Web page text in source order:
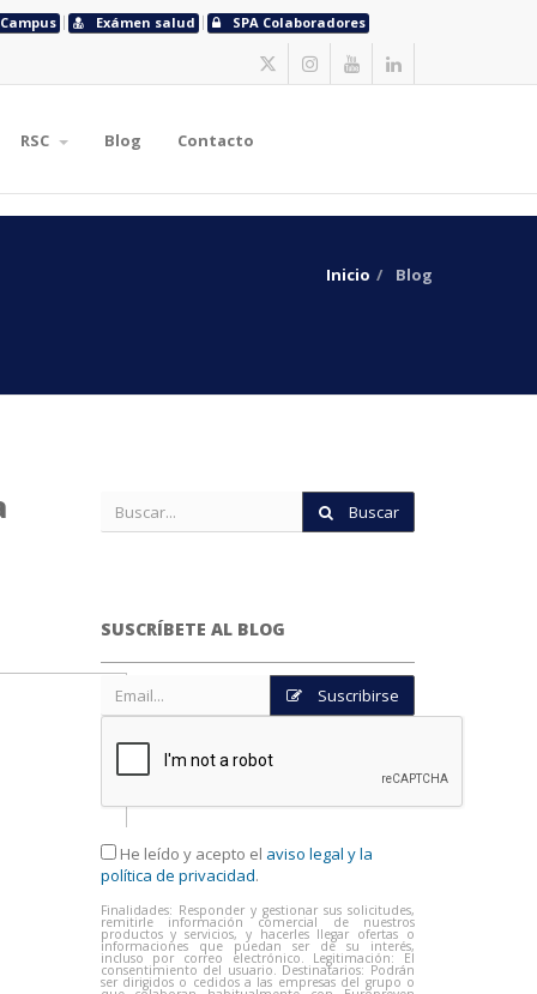
Campus Exámen salud SPA Colaboradores
RSC Blog Contacto
Inicio Blog
Buscar
SUSCRÍBETE AL BLOG
Suscribirse
He leído y acepto el aviso legal y la
política de privacidad.
Finalidades: Responder y gestionar sus solicitudes,
remitirle información comercial de nuestros
productos y servicios, y hacerles llegar ofertas o
informaciones que puedan ser de su interés,
incluso por correo electrónico. Legitimación: El
consentimiento del usuario. Destinatarios: Podrán
ser dirigidos o cedidos a las empresas del grupo o